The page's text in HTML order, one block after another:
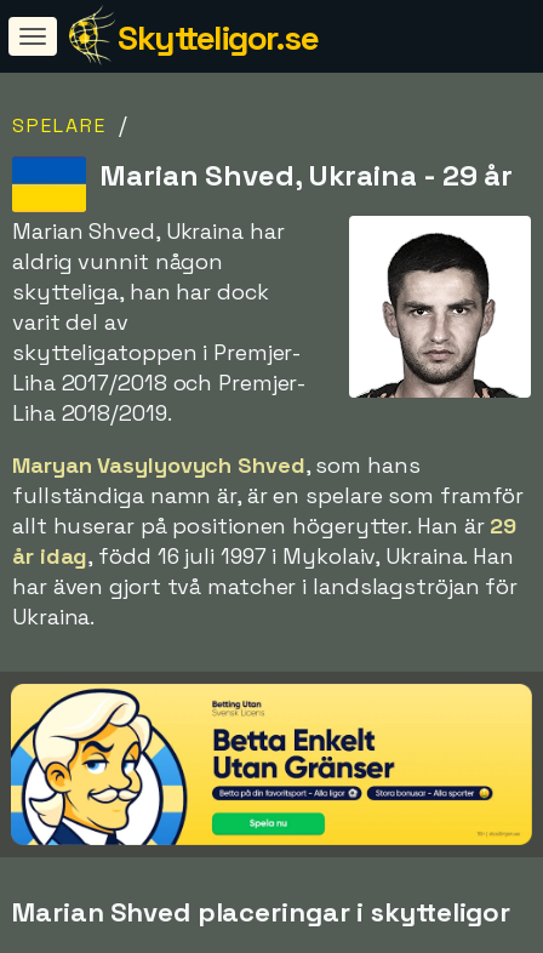
Skytteligor.se
SPELARE /
Marian Shved, Ukraina - 29 år
Marian Shved, Ukraina har
aldrig vunnit någon
skytteliga, han har dock
varit del av
skytteligatoppen i Premjer-
Liha 2017/2018 och Premjer-
Liha 2018/2019.
Maryan Vasylyovych Shved, som hans
fullständiga namn är, är en spelare som framför
allt huserar på positionen högerytter. Han är 29
år idag, född 16 juli 1997 i Mykolaiv, Ukraina. Han
har även gjort två matcher i landslagströjan för
Ukraina.
Marian Shved placeringar i skytteligor